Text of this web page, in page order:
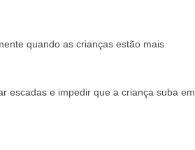
quando as crianças estão mais
escadas e impedir que a criança suba em